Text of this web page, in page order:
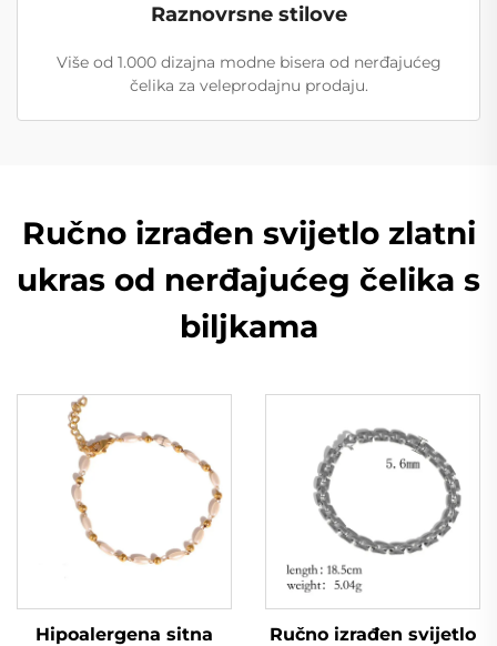
Raznovrsne stilove
Više od 1.000 dizajna modne bisera od nerđajućeg
čelika za veleprodajnu prodaju.
Ručno izrađen svijetlo zlatni
ukras od nerđajućeg čelika s
biljkama
Hipoalergena sitna
Ručno izrađen svijetlo